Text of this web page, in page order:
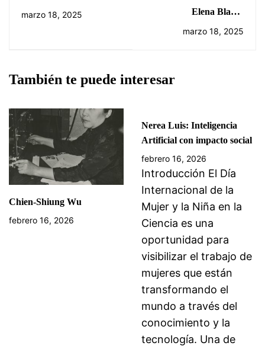
Matemáticas Aplicadas
marzo 18, 2025
Elena Blanes
Fernández, pionera en
marzo 18, 2025
También te puede interesar
Chien-Shiung Wu
febrero 16, 2026
Nerea Luis: Inteligencia
Artificial con impacto social
febrero 16, 2026
Introducción El Día
Internacional de la
Mujer y la Niña en la
Ciencia es una
oportunidad para
visibilizar el trabajo de
mujeres que están
transformando el
mundo a través del
conocimiento y la
tecnología. Una de